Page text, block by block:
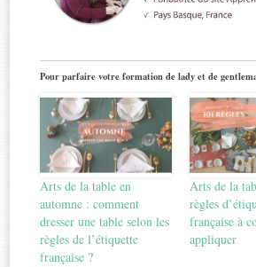
Pour parfaire votre formation de lady et de
Arts de la table en
automne : comment
dresser une table selon les
règles de l’étiquette
française ?
Arts de la
règles
française à
appliquer